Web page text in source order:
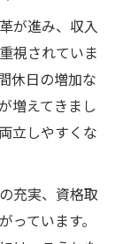
が進み、収入
視されていま
休日の増加な
増えてきまし
立しやすくな
充実、資格取
ています。